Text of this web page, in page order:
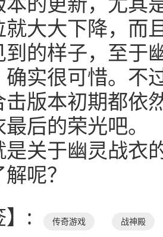
大大下降，而
的样子，至于
实很可惜。不
击版本初期都依
后的荣光吧。
是关于幽灵战衣
呢？
】:
传奇游戏 战神殿